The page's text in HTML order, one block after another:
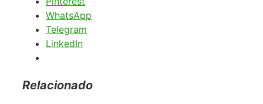
WhatsApp
Telegram
LinkedIn
Relacionado